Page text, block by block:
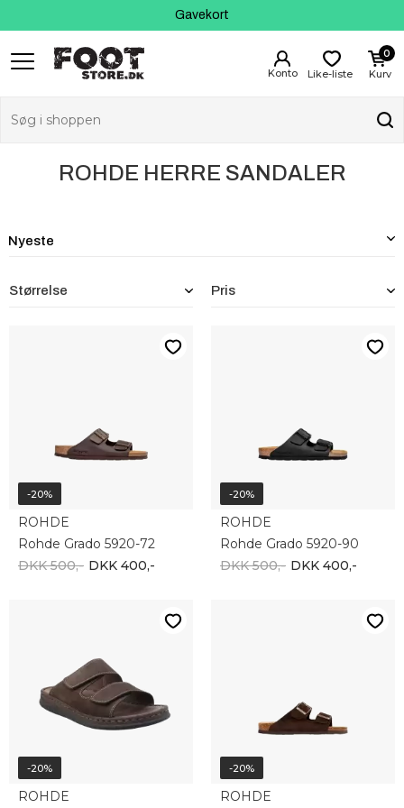
Gavekort
Kundeservice
Kurv
0
Like-liste
ROHDE HERRE SANDALER
Størrelse Pris
-20%
ROHDE
Rohde Grado 5920-72
DKK 500,- DKK 400,-
-20%
ROHDE
Rohde Grado 5920-90
DKK 500,- DKK 400,-
-20%
ROHDE
-20%
ROHDE